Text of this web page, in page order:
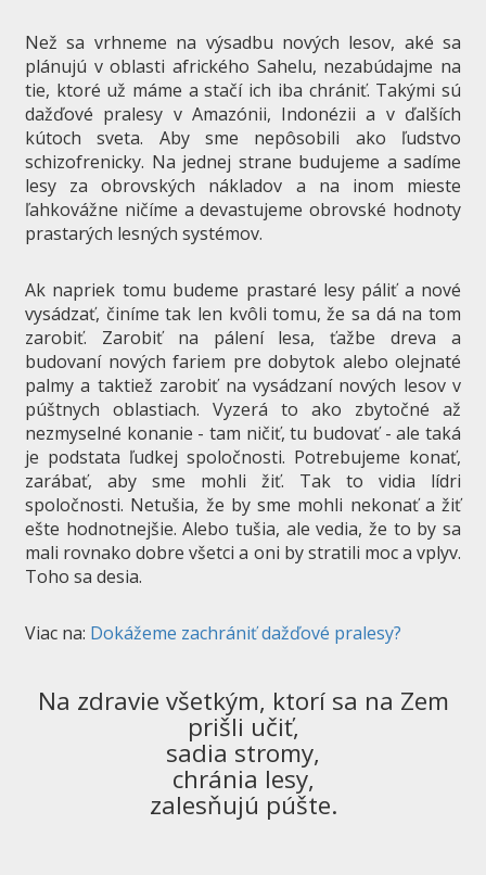
Než sa vrhneme na výsadbu nových lesov, aké sa
plánujú v oblasti afrického Sahelu, nezabúdajme na
tie, ktoré už máme a stačí ich iba chrániť. Takými sú
dažďové pralesy v Amazónii, Indonézii a v ďalších
kútoch sveta. Aby sme nepôsobili ako ľudstvo
schizofrenicky. Na jednej strane budujeme a sadíme
lesy za obrovských nákladov a na inom mieste
ľahkovážne ničíme a devastujeme obrovské hodnoty
prastarých lesných systémov.
Ak napriek tomu budeme prastaré lesy páliť a nové
vysádzať, činíme tak len kvôli tomu, že sa dá na tom
zarobiť. Zarobiť na pálení lesa, ťažbe dreva a
budovaní nových fariem pre dobytok alebo olejnaté
palmy a taktiež zarobiť na vysádzaní nových lesov v
púštnych oblastiach. Vyzerá to ako zbytočné až
nezmyselné konanie - tam ničiť, tu budovať - ale taká
je podstata ľudkej spoločnosti. Potrebujeme konať,
zarábať, aby sme mohli žiť. Tak to vidia lídri
spoločnosti. Netušia, že by sme mohli nekonať a žiť
ešte hodnotnejšie. Alebo tušia, ale vedia, že to by sa
mali rovnako dobre všetci a oni by stratili moc a vplyv.
Toho sa desia.
Viac na: Dokážeme zachrániť dažďové pralesy?
Na zdravie všetkým, ktorí sa na Zem
prišli učiť,
sadia stromy,
chránia lesy,
zalesňujú púšte.